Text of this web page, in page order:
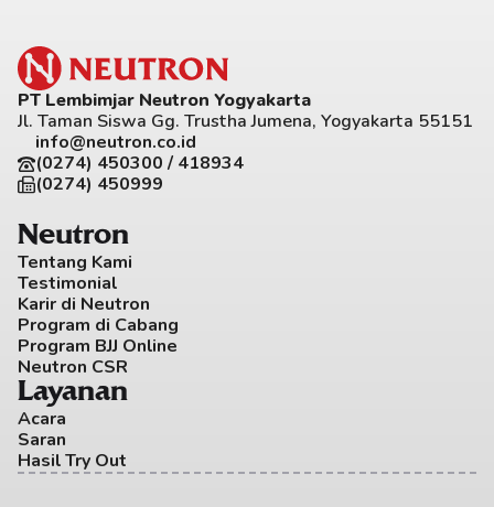
PT Lembimjar Neutron Yogyakarta
Jl. Taman Siswa Gg. Trustha Jumena, Yogyakarta 55151
info@neutron.co.id
(0274) 450300 / 418934
(0274) 450999
Neutron
Tentang Kami
Testimonial
Karir di Neutron
Program di Cabang
Program BJJ Online
Neutron CSR
Layanan
Acara
Saran
Hasil Try Out